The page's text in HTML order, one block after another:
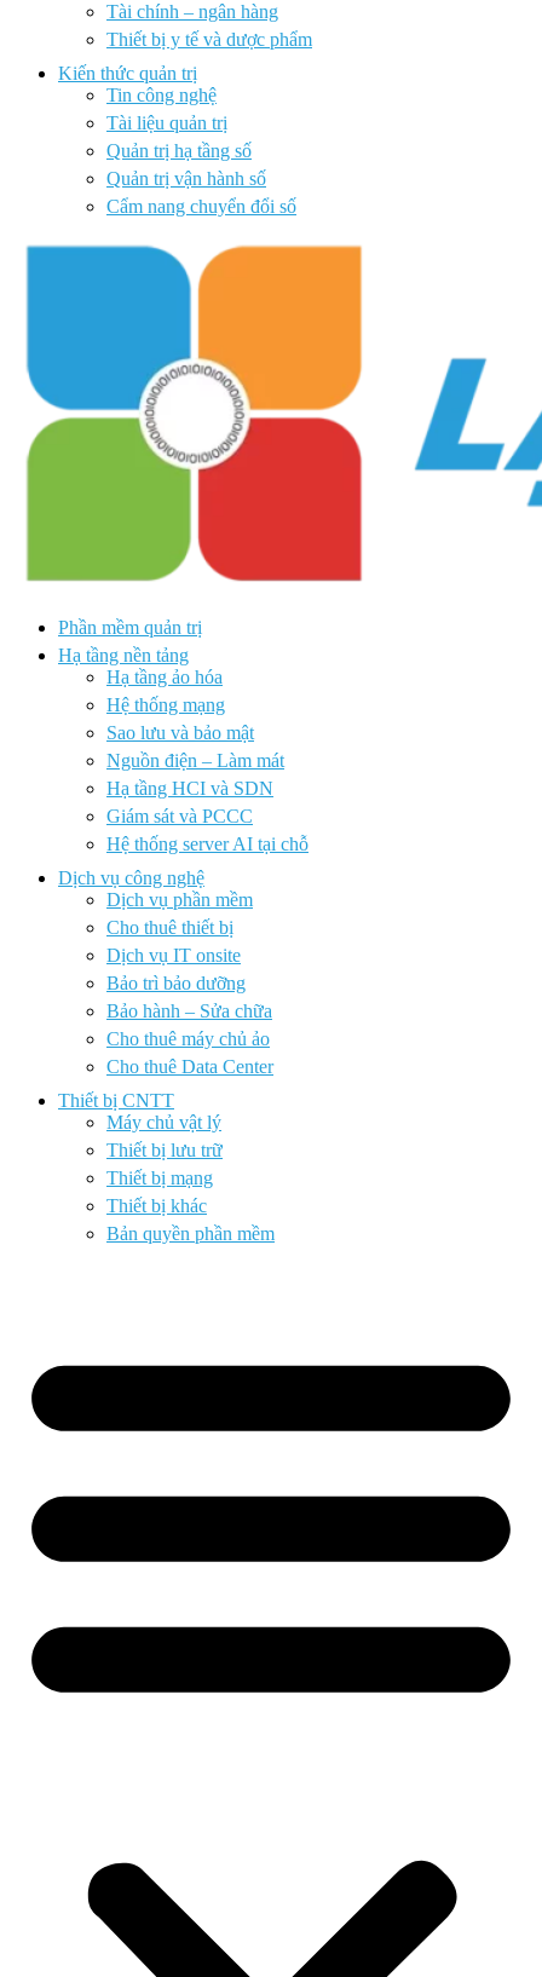
Tài chính – ngân hàng
Thiết bị y tế và dược phẩm
Kiến thức quản trị
Tin công nghệ
Tài liệu quản trị
Quản trị hạ tầng số
Quản trị vận hành số
Cẩm nang chuyển đổi số
Phần mềm quản trị
Hạ tầng nền tảng
Hạ tầng ảo hóa
Hệ thống mạng
Sao lưu và bảo mật
Nguồn điện – Làm mát
Hạ tầng HCI và SDN
Giám sát và PCCC
Hệ thống server AI tại chỗ
Dịch vụ công nghệ
Dịch vụ phần mềm
Cho thuê thiết bị
Dịch vụ IT onsite
Bảo trì bảo dưỡng
Bảo hành – Sửa chữa
Cho thuê máy chủ ảo
Cho thuê Data Center
Thiết bị CNTT
Máy chủ vật lý
Thiết bị lưu trữ
Thiết bị mạng
Thiết bị khác
Bản quyền phần mềm